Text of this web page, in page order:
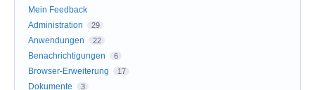
Mein Feedback
Administration
29
Anwendungen 22
Benachrichtigungen 6
Browser-Erweiterung 17
Dokumente 3